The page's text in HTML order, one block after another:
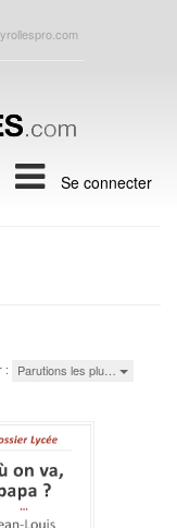
Se connecter
: Parutions les plu…